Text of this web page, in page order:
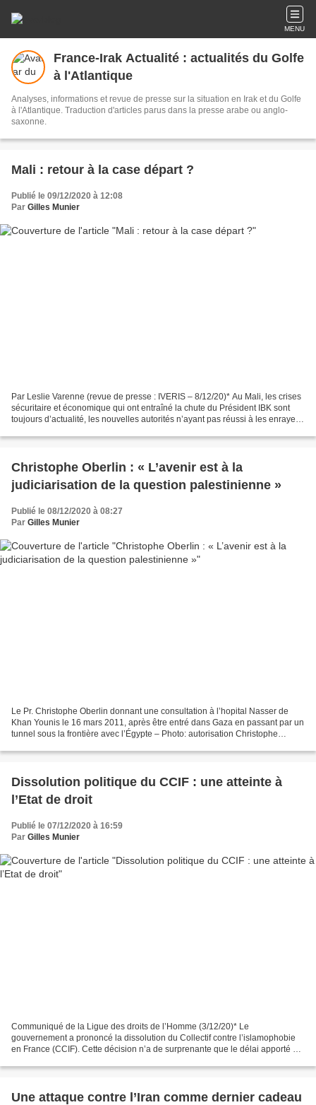
MENU
France-Irak Actualité : actualités du Golfe
à l'Atlantique
Analyses, informations et revue de presse sur la situation en Irak et du Golfe
à l'Atlantique. Traduction d'articles parus dans la presse arabe ou anglo-
saxonne.
Mali : retour à la case départ ?
Publié le 09/12/2020 à 12:08
Par Gilles Munier
Par Leslie Varenne (revue de presse : IVERIS – 8/12/20)* Au Mali, les crises
sécuritaire et économique qui ont entraîné la chute du Président IBK sont
toujours d’actualité, les nouvelles autorités n’ayant pas réussi à les enrayer.
Christophe Oberlin : « L’avenir est à la
judiciarisation de la question palestinienne »
Publié le 08/12/2020 à 08:27
Par Gilles Munier
Le Pr. Christophe Oberlin donnant une consultation à l’hopital Nasser de
Khan Younis le 16 mars 2011, après être entré dans Gaza en passant par un
tunnel sous la frontière avec l’Égypte – Photo: autorisation Christophe
Dissolution politique du CCIF : une atteinte à
l’Etat de droit
Publié le 07/12/2020 à 16:59
Par Gilles Munier
Communiqué de la Ligue des droits de l’Homme (3/12/20)* Le
gouvernement a prononcé la dissolution du Collectif contre l’islamophobie
en France (CCIF). Cette décision n’a de surprenante que le délai apporté à
Une attaque contre l’Iran comme dernier cadeau